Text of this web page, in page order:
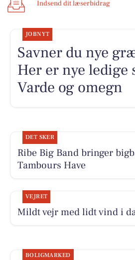
Indsend dit læserbidrag
JOBNYT
Savner du nye
Her er nye
Varde og omegn
DET SKER
Ribe Big Band bringer
Tambours Have
VEJRET
Mildt vejr med lidt vind i
BOLIGMARKED